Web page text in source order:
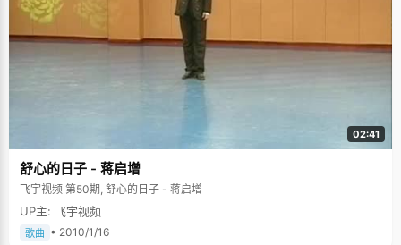
02:41
舒心的日子 - 蒋启增
飞宇视频 第50期, 舒心的日子 - 蒋启增
UP主: 飞宇视频
歌曲 • 2010/1/16